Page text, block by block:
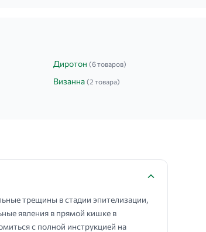
Диротон (6 товаров)
Визанна (2 товара)
трещины в стадии эпителизации,
явления в прямой кишке в
с полной инструкцией на